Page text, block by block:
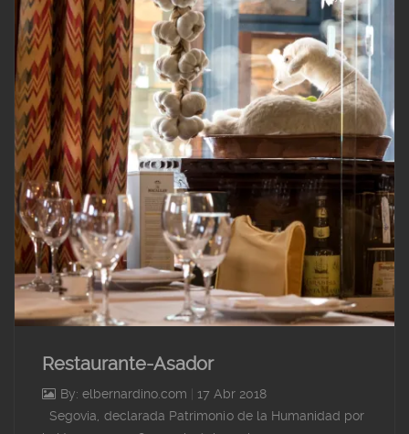
Restaurante-Asador
By: elbernardino.com
17 Abr 2018
Segovia, declarada Patrimonio de la Humanidad por